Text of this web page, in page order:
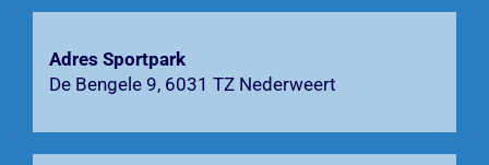
Agenda
Bardienst
Contact
Adres Sportpark
De Bengele 9, 6031 TZ Nederweert